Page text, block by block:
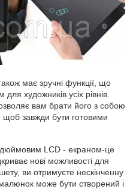
LCD - екраном-це
нові можливості для
ви отримуєте нескінченну
може бути створений і
має зручні функції, що
художників усіх рівнів.
вам брати його з собою
щоб завжди бути готовими